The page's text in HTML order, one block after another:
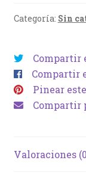
Categoría: Sin
Compartir
Compartir
Pinear
Compartir
Valoraciones